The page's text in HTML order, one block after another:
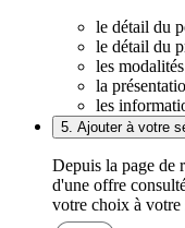
le détail du
le détail du
les
la
les
5. Ajouter à votre
Depuis la page de
d'une offre
votre choix à